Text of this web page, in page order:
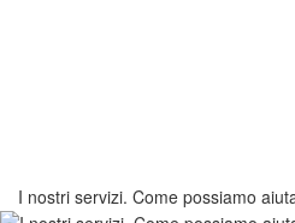
I nostri servizi. Come possiamo